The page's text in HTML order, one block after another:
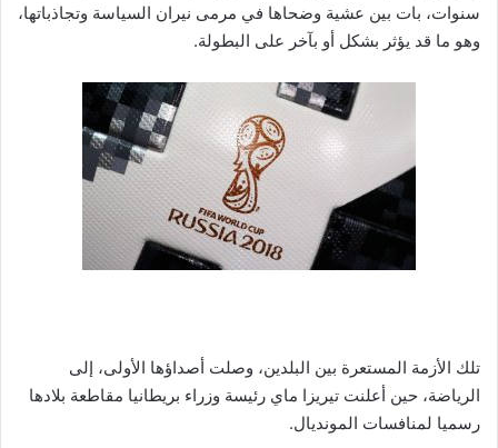
سنوات، بات بين عشية وضحاها في مرمى نيران السياسة وتجاذباتها،
وهو ما قد يؤثر بشكل أو بآخر على البطولة.
تلك الأزمة المستعرة بين البلدين، وصلت أصداؤها الأولى، إلى
الرياضة، حين أعلنت تيريزا ماي رئيسة وزراء بريطانيا مقاطعة بلادها
رسميا لمنافسات المونديال.